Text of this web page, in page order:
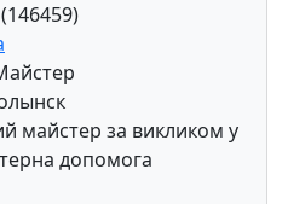
майстер за викликом у
допомога